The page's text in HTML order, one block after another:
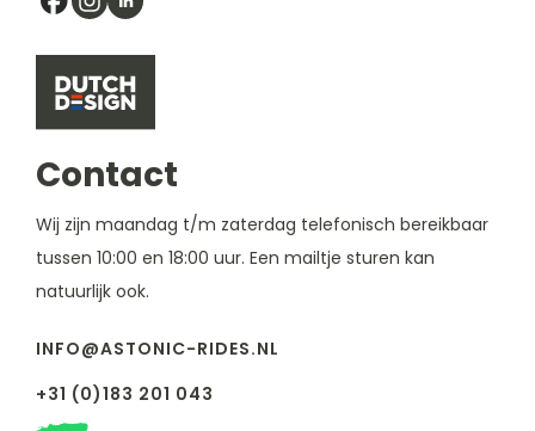
Contact
Wij zijn maandag t/m zaterdag telefonisch bereikbaar
tussen 10:00 en 18:00 uur. Een mailtje sturen kan
natuurlijk ook.
INFO@ASTONIC-RIDES.NL
+31 (0)183 201 043